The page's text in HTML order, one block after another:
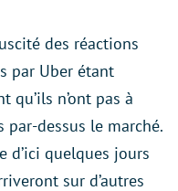
des réactions
par Uber étant
qu’ils n’ont pas à
dessus le marché.
d’ici quelques jours
sur d’autres